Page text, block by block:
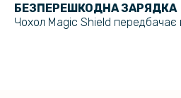
БЕЗПЕРЕШКОДНА ЗАРЯДКА
Чохол Magic Shield передбачає